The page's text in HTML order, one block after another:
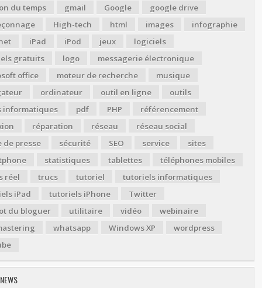
du temps
gmail Google
google drive
High-tech html images
infographie
iPad iPod jeux
logiciels
gratuits
logo
messagerie électronique
office
moteur de recherche
musique
ordinateur outil en ligne
outils
informatiques
pdf PHP
référencement
réparation réseau
réseau social
de presse
sécurité SEO service
sites
statistiques tablettes
téléphones mobiles
réel
trucs tutoriel
tutoriels informatiques
iPad
tutoriels iPhone
Twitter
du bloguer
utilitaire vidéo
webinaire
whatsapp Windows XP
wordpress